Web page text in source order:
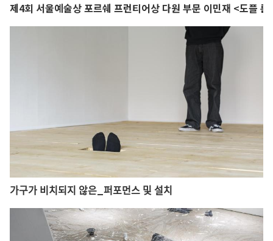
제4회 서울예술상 포르쉐 프런티어상 다원 부문 이민재 <도플 룸
가구가 비치되지 않은_퍼포먼스 및 설치